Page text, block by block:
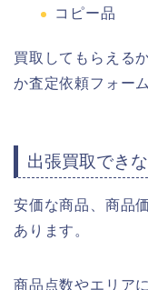
コピー品
買取してもらえる
か査定依頼フォー
出張買取でき
安価な商品、商品
あります。
商品点数やエリア